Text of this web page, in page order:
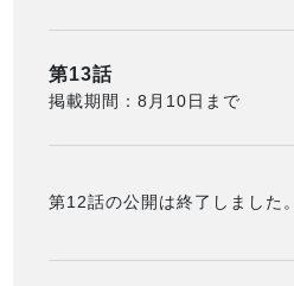
第13話
掲載期間：8月10日まで
第12話の公開は終了しました。